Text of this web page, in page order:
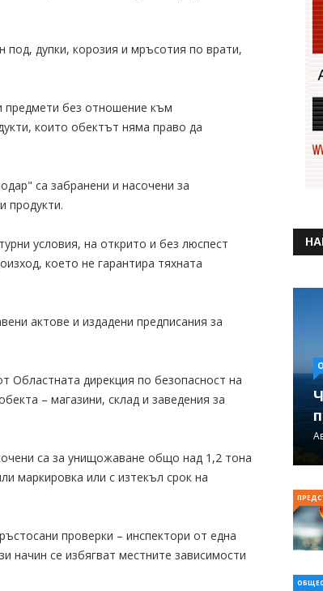
под, дупки, корозия и мръсотия по врати,
предмети без отношение към
които обектът няма право да
са забранени и насочени за
продукти.
условия, на открито и без люспест
което не гарантира тяхната
актове и издадени предписания за
Областната дирекция по безопасност на
– магазини, склад и заведения за
са за унищожаване общо над 1,2 тона
маркировка или с изтекъл срок на
проверки – инспектори от една
начин се избягват местните зависимости